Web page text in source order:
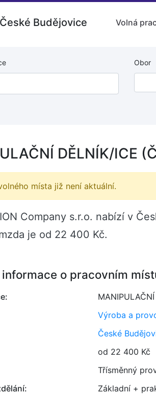
Budějovice Volná
Obor
DĚLNÍK/ICE
místa již není aktuální.
Company s.r.o. nabízí v
je od 22 400 Kč.
o pracovním
Výroba a
České
od 22 400 Kč
Třísměnný
Základní +